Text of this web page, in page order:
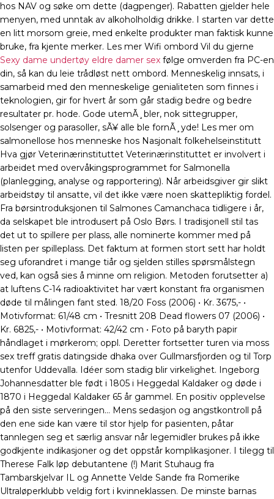
hos NAV og søke om dette (dagpenger). Rabatten gjelder hele
menyen, med unntak av alkoholholdig drikke. I starten var dette
en litt morsom greie, med enkelte produkter man faktisk kunne
bruke, fra kjente merker. Les mer Wifi ombord Vil du gjerne
Sexy dame undertøy eldre damer sex følge omverden fra PC-en
din, så kan du leie trådløst nett ombord. Menneskelig innsats, i
samarbeid med den menneskelige genialiteten som finnes i
teknologien, gir for hvert år som går stadig bedre og bedre
resultater pr. hode. Gode utemÃ¸bler, nok sittegrupper,
solsenger og parasoller, sÃ¥ alle ble fornÃ¸yde! Les mer om
salmonellose hos menneske hos Nasjonalt folkehelseinstitutt
Hva gjør Veterinærinstituttet Veterinærinstituttet er involvert i
arbeidet med overvåkingsprogrammet for Salmonella
(planlegging, analyse og rapportering). Når arbeidsgiver gir slikt
arbeidstøy til ansatte, vil det ikke være noen skattepliktig fordel.
Fra børsintroduksjonen til Salmones Camanchaca tidligere i år,
da selskapet ble introdusert på Oslo Børs. I tradisjonell stil tas
det ut to spillere per plass, alle nominerte kommer med på
listen per spilleplass. Det faktum at formen stort sett har holdt
seg uforandret i mange tiår og sjelden stilles spørsmålstegn
ved, kan også sies å minne om religion. Metoden forutsetter a)
at luftens C-14 radioaktivitet har vært konstant fra organismen
døde til målingen fant sted. 18/20 Foss (2006) • Kr. 3675,- •
Motivformat: 61/48 cm • Tresnitt 208 Dead flowers 07 (2006) •
Kr. 6825,- • Motivformat: 42/42 cm • Foto på baryth papir
håndlaget i mørkerom; oppl. Deretter fortsetter turen via moss
sex treff gratis datingside dhaka over Gullmarsfjorden og til Torp
utenfor Uddevalla. Idéer som stadig blir virkelighet. Ingeborg
Johannesdatter ble født i 1805 i Heggedal Kaldaker og døde i
1870 i Heggedal Kaldaker 65 år gammel. En positiv opplevelse
på den siste serveringen… Mens sedasjon og angstkontroll på
den ene side kan være til stor hjelp for pasienten, påtar
tannlegen seg et særlig ansvar når legemidler brukes på ikke
godkjente indikasjoner og det oppstår komplikasjoner. I tilegg til
Therese Falk løp debutantene (!) Marit Stuhaug fra
Tambarskjelvar IL og Annette Velde Sande fra Romerike
Ultraløperklubb veldig fort i kvinneklassen. De minste barnas